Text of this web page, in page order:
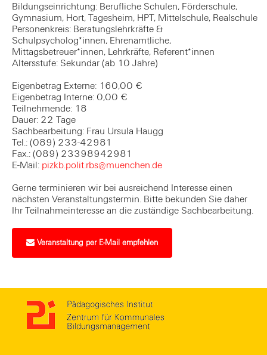
Bildungseinrichtung: Berufliche Schulen, Förderschule,
Gymnasium, Hort, Tagesheim, HPT, Mittelschule, Realschule
Personenkreis: Beratungslehrkräfte &
Schulpsycholog*innen, Ehrenamtliche,
Mittagsbetreuer*innen, Lehrkräfte, Referent*innen
Altersstufe: Sekundar (ab 10 Jahre)
Eigenbetrag Externe: 160,00 €
Eigenbetrag Interne: 0,00 €
Teilnehmende: 18
Dauer: 22 Tage
Sachbearbeitung: Frau Ursula Haugg
Tel.: (089) 233-42981
Fax.: (089) 23398942981
E-Mail: pizkb.polit.rbs@muenchen.de
Gerne terminieren wir bei ausreichend Interesse einen
nächsten Veranstaltungstermin. Bitte bekunden Sie daher
Ihr Teilnahmeinteresse an die zuständige Sachbearbeitung.
Veranstaltung per E-Mail empfehlen